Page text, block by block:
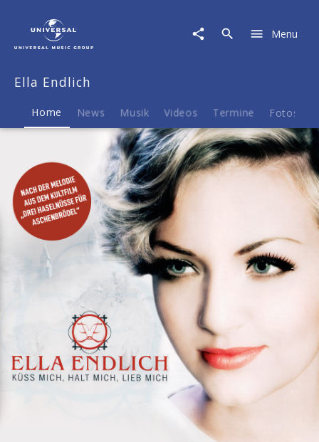
Musik
Merch
Menu
Ella Endlich
Home News Musik Videos Termine Fotos